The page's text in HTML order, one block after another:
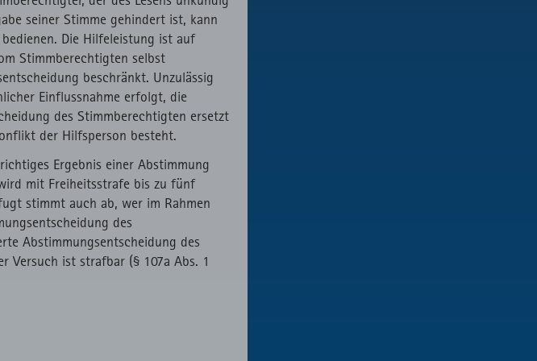
seiner Stimme gehindert ist, kann
Die Hilfeleistung ist auf
Stimmberechtigten selbst
beschränkt. Unzulässig
Einflussnahme erfolgt, die
des Stimmberechtigten ersetzt
der Hilfsperson besteht.
Ergebnis einer Abstimmung
mit Freiheitsstrafe bis zu fünf
stimmt auch ab, wer im Rahmen
des
Abstimmungsentscheidung des
Versuch ist strafbar (§ 107a Abs. 1